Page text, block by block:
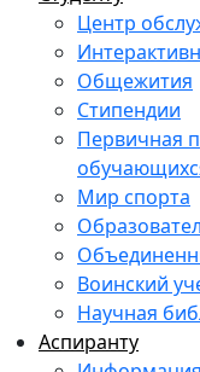
Центр
Общежития
Стипендии
Первичная
Мир спорта
Воинский
Научная
Аспиранту